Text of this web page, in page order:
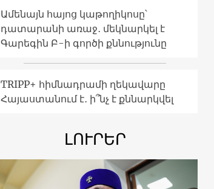
Ամենայն հայոց կաթողիկոսը՝
դատարանի առաջ․ մեկնարկել է
Գարեգին Բ-ի գործի քննությունը
TRIPP+ հիմնադրամի ղեկավարը
Հայաստանում է․ ի՞նչ է քննարկվել
ԼՈՒՐԵՐ